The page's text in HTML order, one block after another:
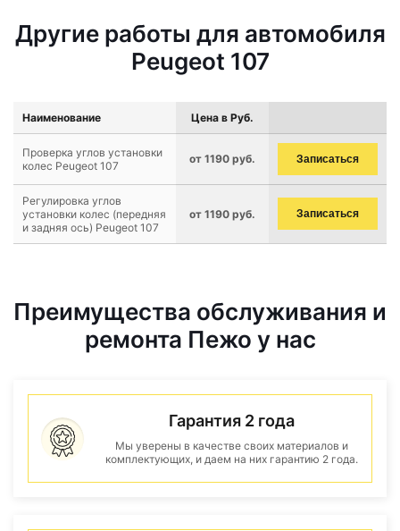
Другие работы для автомобиля
Peugeot 107
Наименование Цена в Руб.
Проверка углов установки
колес Peugeot 107
от 1190 руб. Записаться
Регулировка углов
установки колес (передняя
и задняя ось) Peugeot 107
от 1190 руб. Записаться
Преимущества обслуживания и
ремонта Пежо у нас
Гарантия 2 года
Мы уверены в качестве своих материалов и
комплектующих, и даем на них гарантию 2 года.